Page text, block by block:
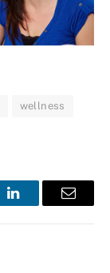
wellness
LinkedInEmail